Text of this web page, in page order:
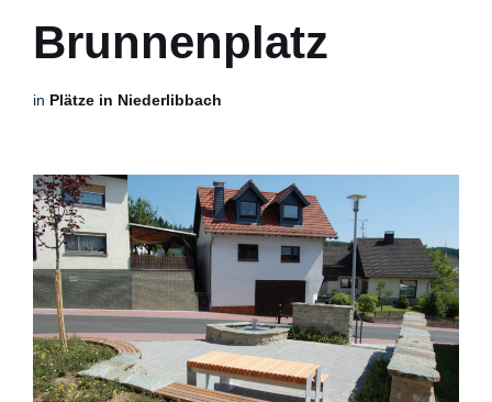
Brunnenplatz
in Plätze in Niederlibbach